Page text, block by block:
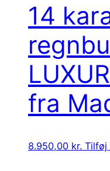
14
fra
8.950,00 kr. Tilføj